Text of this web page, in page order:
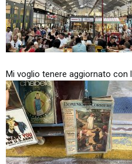
Mi voglio tenere aggiornato con